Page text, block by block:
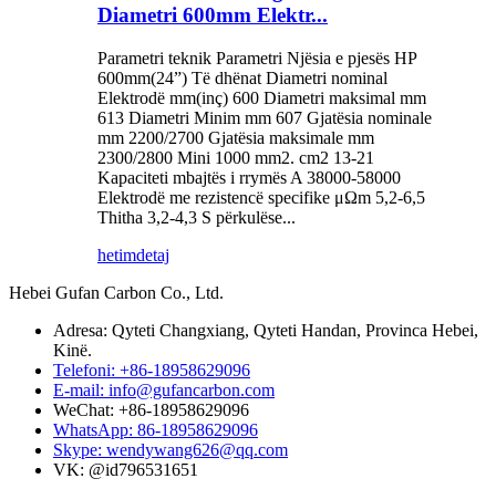
Diametri 600mm Elektr...
Parametri teknik Parametri Njësia e pjesës HP
600mm(24”) Të dhënat Diametri nominal
Elektrodë mm(inç) 600 Diametri maksimal mm
613 Diametri Minim mm 607 Gjatësia nominale
mm 2200/2700 Gjatësia maksimale mm
2300/2800 Mini 1000 mm2. cm2 13-21
Kapaciteti mbajtës i rrymës A 38000-58000
Elektrodë me rezistencë specifike μΩm 5,2-6,5
Thitha 3,2-4,3 S përkulëse...
hetimdetaj
Hebei Gufan Carbon Co., Ltd.
Adresa: Qyteti Changxiang, Qyteti Handan, Provinca Hebei,
Kinë.
Telefoni: +86-18958629096
E-mail: info@gufancarbon.com
WeChat: +86-18958629096
WhatsApp: 86-18958629096
Skype: wendywang626@qq.com
VK: @id796531651